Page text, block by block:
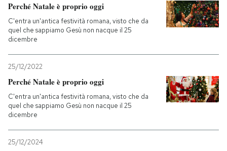
Perché Natale è proprio oggi
C'entra un'antica festività romana, visto che da
quel che sappiamo Gesù non nacque il 25
dicembre
25/12/2022
Perché Natale è proprio oggi
C'entra un'antica festività romana, visto che da
quel che sappiamo Gesù non nacque il 25
dicembre
25/12/2024